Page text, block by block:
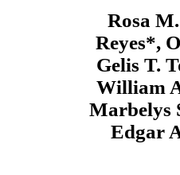
Rosa
Reyes*,
Gelis T.
William
Marbelys
Edgar